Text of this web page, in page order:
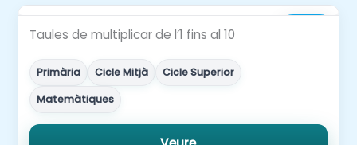
Taules de multiplicar de l’1 fins al 10
Primària Cicle Mitjà
Cicle Superior
Matemàtiques